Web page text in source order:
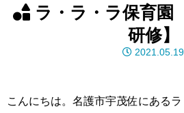
ラ・ラ・ラ保育園
研修】
2021.05.19
こんにちは。名護市宇茂佐にあるラ